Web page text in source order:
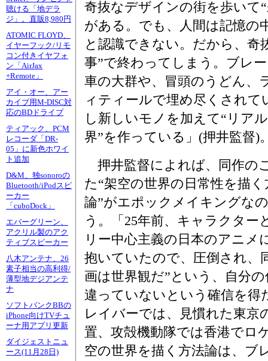
聴ける「地デラ
ジ」。直販8,980円
ATOMIC FLOYD、
イヤーフック/リモ
コン付きイヤフォ
ン「AirJax
+Remote」
アイ・オー、アー
カイブ用M-DISC対
応のBDドライブ
ティアック、PCM
レコーダ「DR-
05」に新色ホワイ
ト追加
D&M、独sonoroの
Bluetooth/iPodスピ
ーカー
「cuboDock」
エバーグリーン、
アクリル製のアク
ティブスピーカー
八木アンテナ、26
素子相当の高利得/
薄型地デジアンテ
ナ
ソフトバンクBBの
iPhone向けTVチュ
ーナ用アプリ更新
ダイジェストニュ
ース(11月28日)
奇抜なデザインの街を歩いて
がある。でも、人間は記憶の
と認識できない。だから、奇
事”で終わってしまう。ブレ
車の大群や、冒頭のうどん、
ィティールで埋め尽くされ
し新しいモノを加えて“リア
界”を作っている」(押井監督)
押井監督によれば、同作の
た“架空の世界の日常性を描く
論”がエポックメイキングな
う。「25年前、キャラクター
リー中心主義の日本のアニメ
抱いていたので、圧倒され、
画は世界観だ”という、自分
違っていないという確信を得
レイバーでは、見慣れた東京
置、攻殻機動隊では香港でロ
空の世界を描く方法論は、ブ